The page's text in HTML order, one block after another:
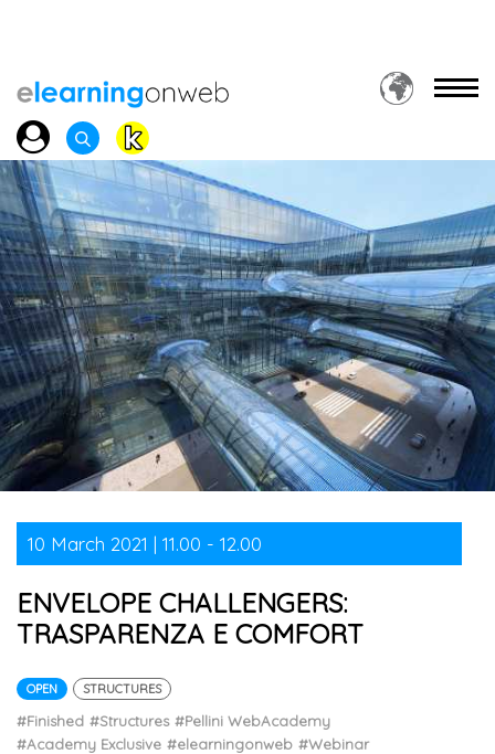
10 March 2021 | 11.00 - 12.00
ENVELOPE CHALLENGERS:
TRASPARENZA E COMFORT
OPEN STRUCTURES
#Finished #Structures #Pellini WebAcademy
#Academy Exclusive #elearningonweb #Webinar